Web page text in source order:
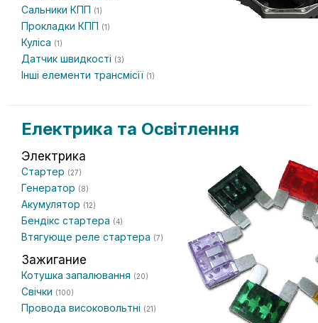
Сальники КПП (1)
Прокладки КПП (1)
Куліса (1)
Датчик швидкості (3)
Інші елементи трансмісії (1)
Електрика та Освітлення
Электрика
Стартер (27)
Генератор (8)
Акумулятор (12)
Бендікс стартера (4)
Втягующе реле стартера (7)
Зажигание
Котушка запалювання (20)
Свічки (100)
Провода високовольтні (21)